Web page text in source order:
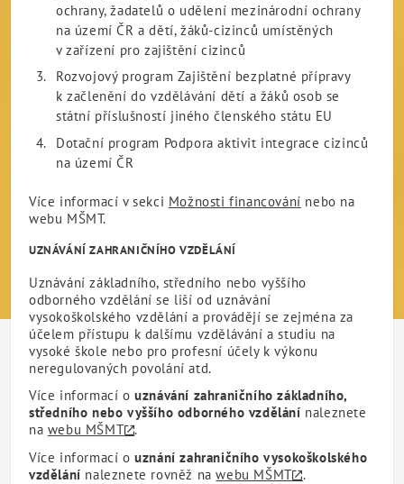
ochrany, žadatelů o udělení mezinárodní ochrany
na území ČR a dětí, žáků-cizinců umístěných
v zařízení pro zajištění cizinců
Rozvojový program Zajištění bezplatné přípravy
k začlenění do vzdělávání dětí a žáků osob se
státní příslušností jiného členského státu EU
Dotační program Podpora aktivit integrace cizinců
na území ČR
Více informací v sekci Možnosti financování nebo na
webu MŠMT.
UZNÁVÁNÍ ZAHRANIČNÍHO VZDĚLÁNÍ
Uznávání základního, středního nebo vyššího
odborného vzdělání se liší od uznávání
vysokoškolského vzdělání a provádějí se zejména za
účelem přístupu k dalšímu vzdělávání a studiu na
vysoké škole nebo pro profesní účely k výkonu
neregulovaných povolání atd.
Více informací ouznávání zahraničního základního,
středního nebo vyššího odborného vzdělání naleznete
na webu MŠMT
.
Více informací ouznání zahraničního vysokoškolského
vzdělání naleznete rovněž nawebu MŠMT
.